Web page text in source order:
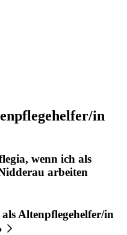
in
, wenn ich als
arbeiten
als Altenpflegehelfer/in